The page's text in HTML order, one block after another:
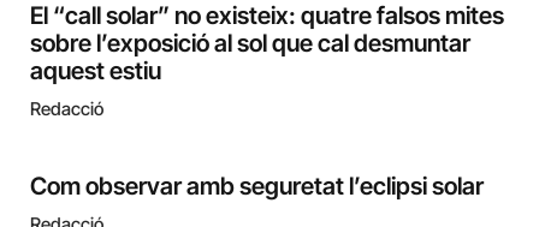
El “call solar” no existeix: quatre falsos mites
sobre l’exposició al sol que cal desmuntar
aquest estiu
Redacció
Com observar amb seguretat l’eclipsi solar